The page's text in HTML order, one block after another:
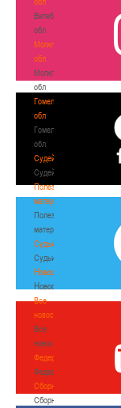
Витебская
обл
Могилевская
обл
Могилевская
обл
Гомельская
обл
Гомельская
обл
Судейство
Судейство
Полезные
материалы
Полезные
материалы
Судьи
Судьи
Новости
Новости
Все
новости
Все
новости
Федерация
Федерация
Сборные
Сборные